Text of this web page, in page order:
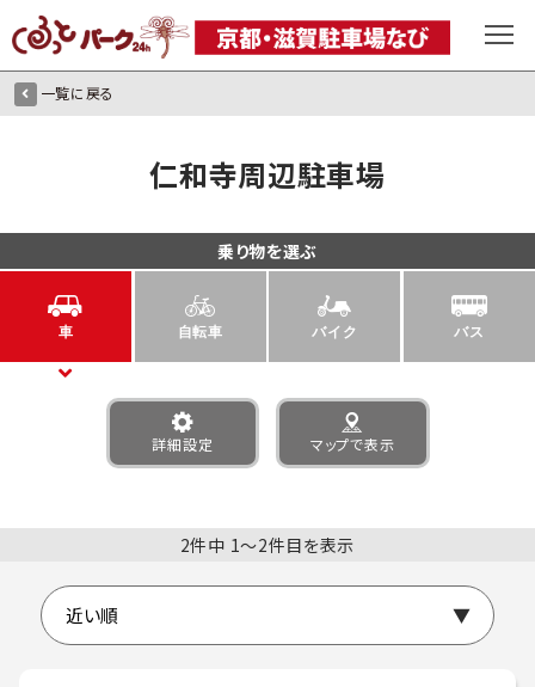
一覧に戻る
仁和寺周辺駐車場
乗り物を選ぶ
車 自転車 バイク バス
詳細設定 マップで表示
2件中 1〜2件目を表示